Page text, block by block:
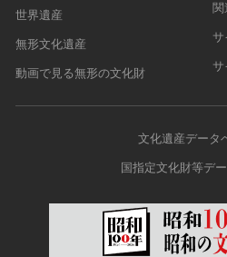
世界遺産
無形文化遺産
動画で見る無形の文化財
関
文化遺産データ
国指定文化財等デ